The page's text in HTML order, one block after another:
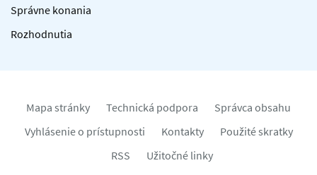
Správne konania
Rozhodnutia
Mapa stránky Technická podpora
Správca obsahu
Vyhlásenie o prístupnosti
Kontakty
Použité skratky
RSS
Užitočné linky